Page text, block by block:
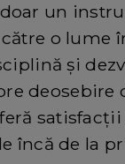
un
o lume
și
deosebire
încă de la